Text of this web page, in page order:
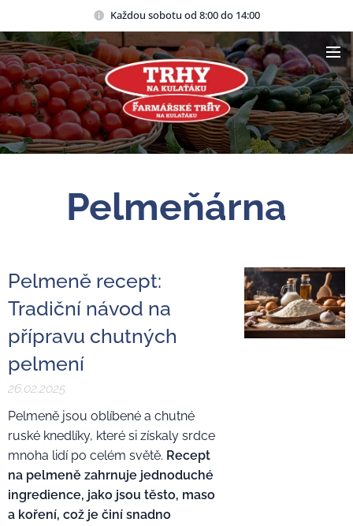
Každou sobotu od 8:00 do 14:00
Pelmeňárna
Pelmeně recept:
Tradiční návod na
přípravu chutných
pelmení
26.02.2025
Pelmeně jsou oblíbené a chutné
ruské knedlíky, které si získaly srdce
mnoha lidí po celém světě. Recept
na pelmeně zahrnuje jednoduché
ingredience, jako jsou těsto, maso
a koření, což je činí snadno